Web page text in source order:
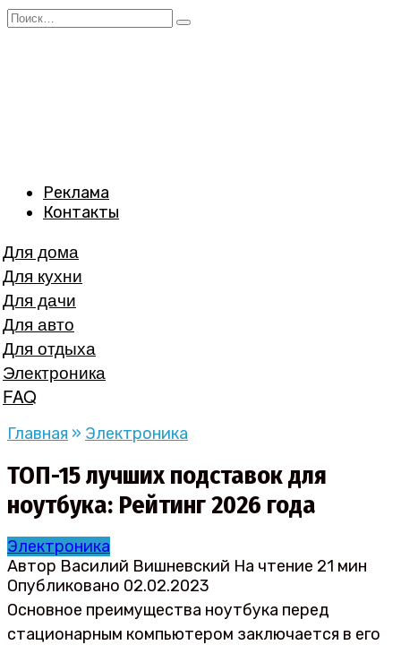
Перейти
Search
Реклама
Контакты
Для дома
Для кухни
Для дачи
Для авто
Для отдыха
Электроника
FAQ
Главная » Электроника
ТОП-15 лучших подставок для
ноутбука: Рейтинг 2026 года
Электроника
Автор Василий Вишневский На чтение 21 мин
Опубликовано 02.02.2023
Основное преимущества ноутбука перед
стационарным компьютером заключается в его